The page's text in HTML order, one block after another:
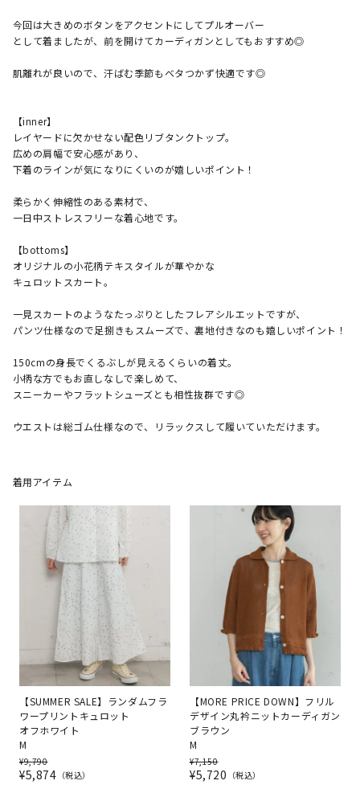
今回は大きめのボタンをアクセントにしてプルオーバー
として着ましたが、前を開けてカーディガンとしてもおすすめ◎
肌離れが良いので、汗ばむ季節もベタつかず快適です◎
【inner】
レイヤードに欠かせない配色リブタンクトップ。
広めの肩幅で安心感があり、
下着のラインが気になりにくいのが嬉しいポイント！
柔らかく伸縮性のある素材で、
一日中ストレスフリーな着心地です。
【bottoms】
​オリジナルの小花柄テキスタイルが華やかな
キュロットスカート。
一見スカートのようなたっぷりとしたフレアシルエットですが、
パンツ仕様なので足捌きもスムーズで、裏地付きなのも嬉しいポイント！
​150cmの身長でくるぶしが見えるくらいの着丈。
小柄な方でもお直しなしで楽しめて、
スニーカーやフラットシューズとも相性抜群です◎
ウエストは総ゴム仕様なので、リラックスして履いていただけます。
着用アイテム
【SUMMER SALE】ランダムフラ
ワープリントキュロット
オフホワイト
M
¥9,790
¥5,874 税込
【MORE PRICE DOWN】フリル
デザイン丸衿ニットカーディガン
ブラウン
M
¥7,150
¥5,720 税込